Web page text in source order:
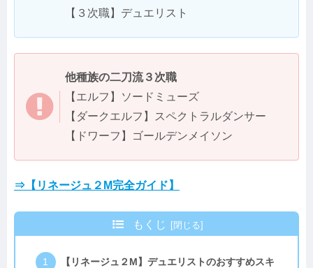
【３次職】デュエリスト
他種族の二刀流３次職
【エルフ】ソードミューズ
【ダークエルフ】スペクトラルダンサー
【ドワーフ】ゴールデンメイソン
⇒【リネージュ２M完全ガイド】
もくじ
【リネージュ２M】デュエリストのおすすめスキ